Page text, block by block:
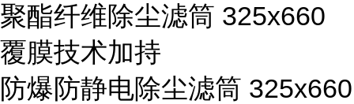
聚酯纤维除尘滤筒 325x660
覆膜技术加持
防爆防静电除尘滤筒 325x660